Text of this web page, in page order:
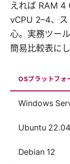
えれば RAM 4
vCPU 2–4、
心。実務ツー
簡易比較表にし
OSプラットフォ
Windows
Ubuntu
Debian 12